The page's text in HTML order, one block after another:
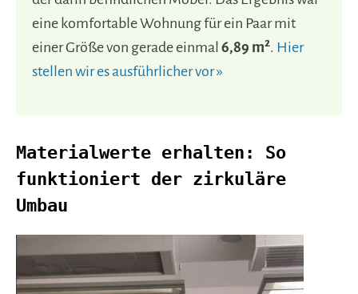
eine komfortable Wohnung für ein Paar mit
einer Größe von gerade einmal 6,89 m². Hier
stellen wir es ausführlicher vor »
Materialwerte erhalten: So
funktioniert der zirkuläre
Umbau